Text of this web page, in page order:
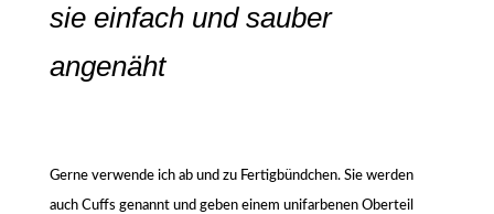
sie einfach und sauber
angenäht
Gerne verwende ich ab und zu Fertigbündchen. Sie werden
auch Cuffs genannt und geben einem unifarbenen Oberteil